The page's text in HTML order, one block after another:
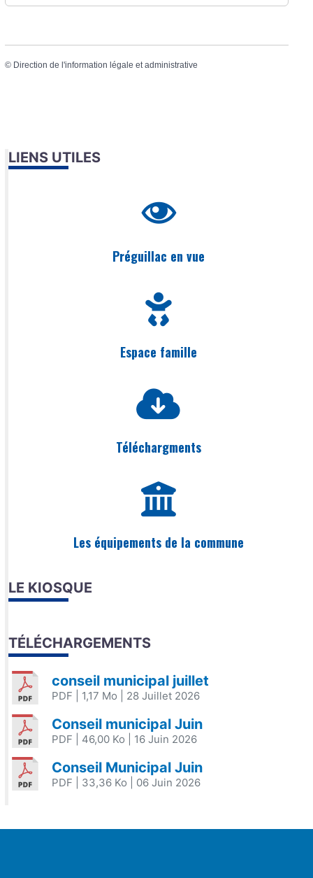
© Direction de l'information légale et administrative
LIENS UTILES
Préguillac en vue
Espace famille
Téléchargments
Les équipements de la commune
LE KIOSQUE
TÉLÉCHARGEMENTS
conseil municipal juillet
PDF | 1,17 Mo | 28 Juillet 2026
Conseil municipal Juin
PDF | 46,00 Ko | 16 Juin 2026
Conseil Municipal Juin
PDF | 33,36 Ko | 06 Juin 2026